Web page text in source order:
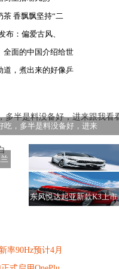
香飘飘坚持“二
布：偏爱古风、
全面的中国介绍给世
道，煮出来的好像乒
吃，多半是料没备好，进来
东风悦达起亚新款K3上市
率90Hz预计4月